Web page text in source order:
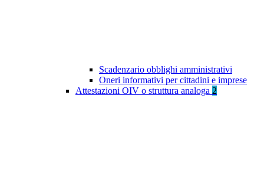
Scadenzario obblighi amministrativi
Oneri informativi per cittadini e imprese
Attestazioni OIV o struttura analoga 2